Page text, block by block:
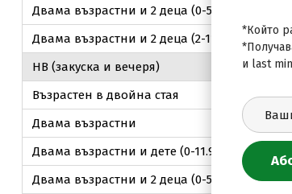
Двама възрастни и 2 деца (0-5.99) на
Двама възрастни и 2 деца (2-11.99) на
НВ (закуска и вечеря)
Възрастен в двойна стая
Двама възрастни
Двама възрастни и дете (0-11.99) на
Двама възрастни и 2 деца (0-5.99) на
*Който
и last